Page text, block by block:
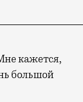
кажется,
большой